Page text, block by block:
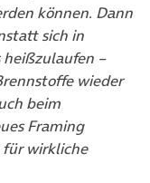
können. Dann
sich in
–
wieder
beim
Framing
wirkliche